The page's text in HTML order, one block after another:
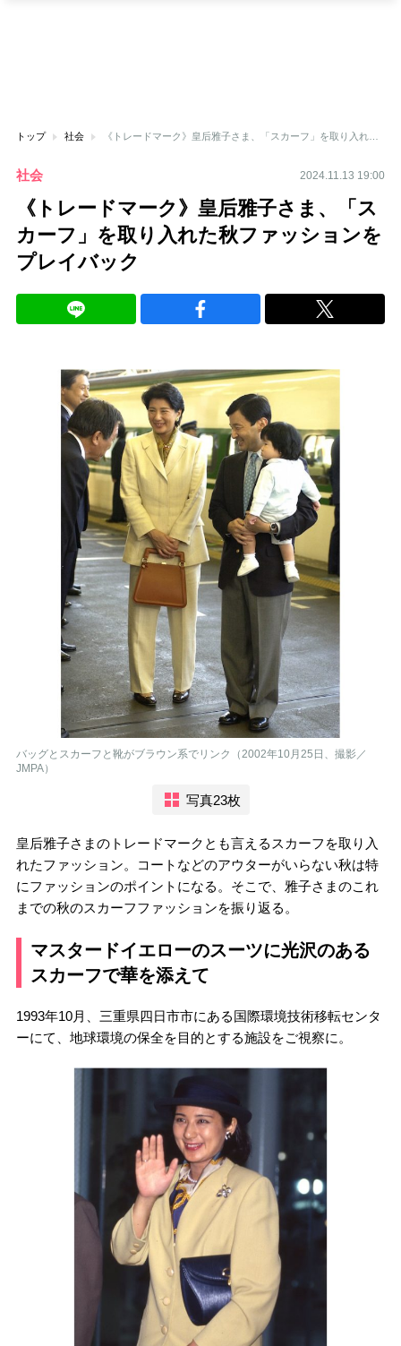
トップ 社会 《トレードマーク》皇后雅子さま、「スカーフ」を取り入れた秋ファッションをプレイバック
社会 2024.11.13 19:00
《トレードマーク》皇后雅子さま、「ス
カーフ」を取り入れた秋ファッションを
プレイバック
バッグとスカーフと靴がブラウン系でリンク（2002年10月25日、撮影／
JMPA）
写真23枚
皇后雅子さまのトレードマークとも言えるスカーフを取り入
れたファッション。コートなどのアウターがいらない秋は特
にファッションのポイントになる。そこで、雅子さまのこれ
までの秋のスカーフファッションを振り返る。
マスタードイエローのスーツに光沢のある
スカーフで華を添えて
1993年10月、三重県四日市市にある国際環境技術移転センタ
ーにて、地球環境の保全を目的とする施設をご視察に。